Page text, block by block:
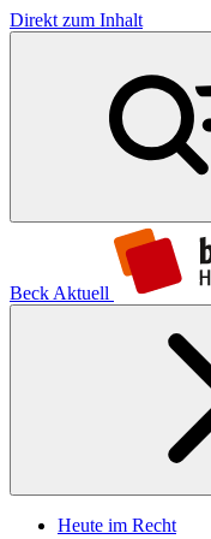
Direkt zum Inhalt
Beck Aktuell
Heute im Recht